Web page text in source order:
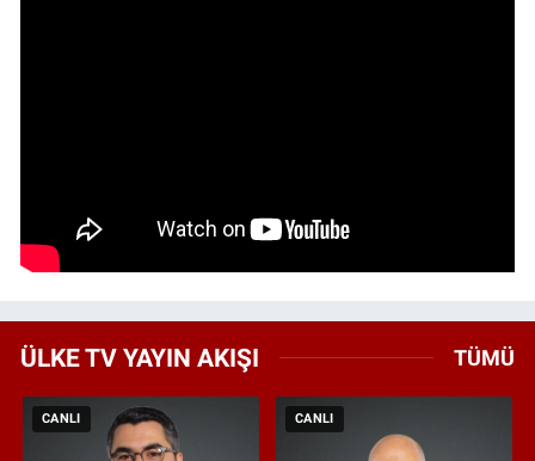
ÜLKE TV YAYIN AKIŞI TÜMÜ
CANLI CANLI